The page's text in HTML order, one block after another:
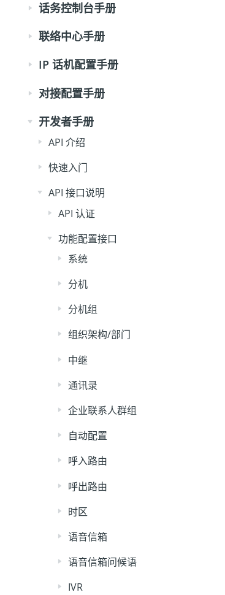
话务控制台手册
联络中心手册
IP 话机配置手册
对接配置手册
开发者手册
API 介绍
快速入门
API 接口说明
API 认证
功能配置接口
系统
分机
分机组
组织架构/部门
中继
通讯录
企业联系人群组
自动配置
呼入路由
呼出路由
时区
语音信箱
语音信箱问候语
IVR